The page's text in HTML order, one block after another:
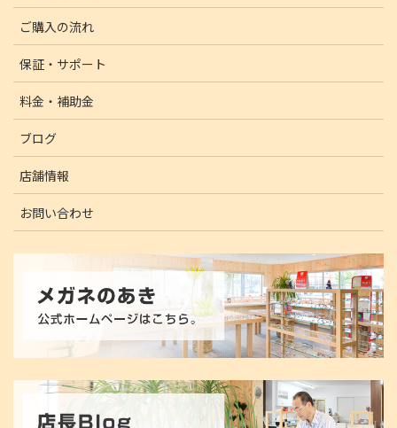
ご購入の流れ
保証・サポート
料金・補助金
ブログ
店舗情報
お問い合わせ